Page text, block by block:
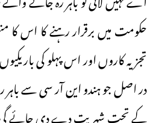
حکومت میں برقرار رہنے کا اس کا
تجزیہ کاروں اور اس پہلو کی
در اصل جو ہندو این آر سی سے
کے تحت شہریت دے دی جائے گی۔